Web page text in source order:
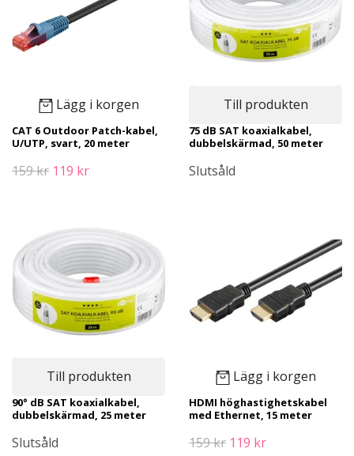
Lägg i korgen
CAT 6 Outdoor Patch-kabel,
U/UTP, svart, 20 meter
159 kr 119 kr
Till produkten
75 dB SAT koaxialkabel,
dubbelskärmad, 50 meter
Slutsåld
Till produkten
90° dB SAT koaxialkabel,
dubbelskärmad, 25 meter
Slutsåld
Lägg i korgen
HDMI höghastighetskabel
med Ethernet, 15 meter
159 kr 119 kr